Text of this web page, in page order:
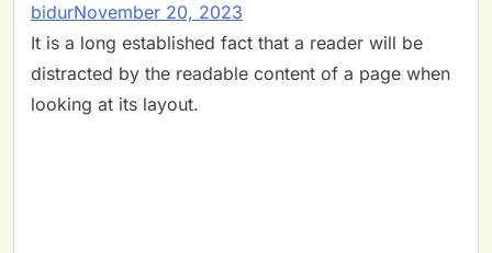
bidurNovember 20, 2023
It is a long established fact that a reader will be
distracted by the readable content of a page when
looking at its layout.